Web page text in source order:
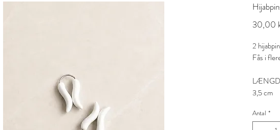
30,00
2
Fås i
3,5 cm
Antal *